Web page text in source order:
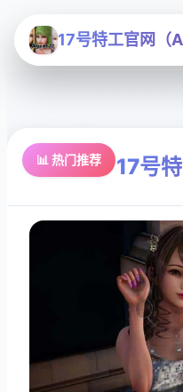
17号特工官网（
📊 热门推荐 17号